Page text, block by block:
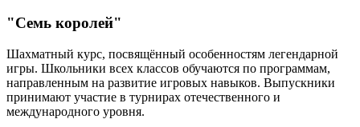
"Семь королей"
Шахматный курс, посвящённый особенностям легендарной
игры. Школьники всех классов обучаются по программам,
направленным на развитие игровых навыков. Выпускники
принимают участие в турнирах отечественного и
международного уровня.